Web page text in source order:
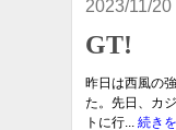
2023/11/20
GT!
昨日は西風の
た。先日、カ
トに行... 続き